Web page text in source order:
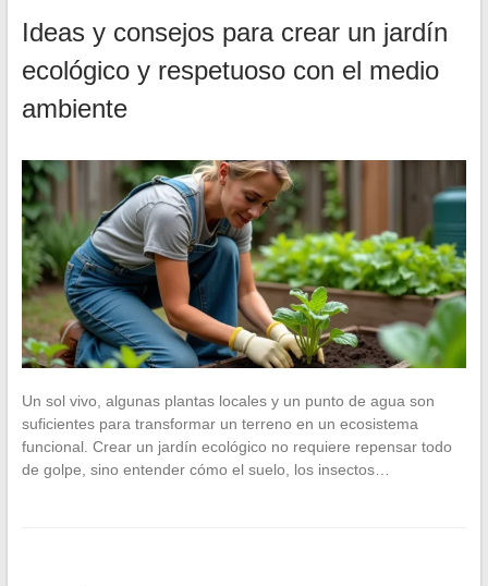
Ideas y consejos para crear un jardín
ecológico y respetuoso con el medio
ambiente
Un sol vivo, algunas plantas locales y un punto de agua son
suficientes para transformar un terreno en un ecosistema
funcional. Crear un jardín ecológico no requiere repensar todo
de golpe, sino entender cómo el suelo, los insectos…